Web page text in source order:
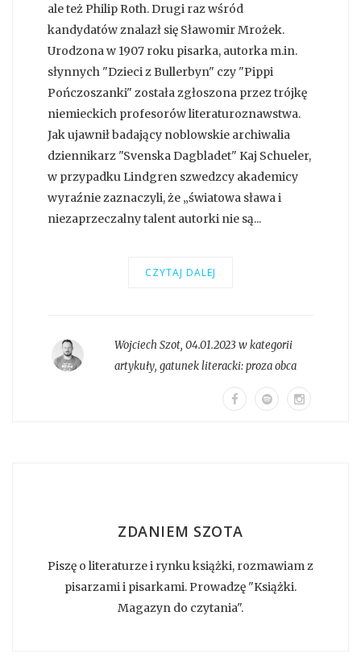
ale też Philip Roth. Drugi raz wśród
kandydatów znalazł się Sławomir Mrożek.
Urodzona w 1907 roku pisarka, autorka m.in.
słynnych "Dzieci z Bullerbyn" czy "Pippi
Pończoszanki" została zgłoszona przez trójkę
niemieckich profesorów literaturoznawstwa.
Jak ujawnił badający noblowskie archiwalia
dziennikarz "Svenska Dagbladet" Kaj Schueler,
w przypadku Lindgren szwedzcy akademicy
wyraźnie zaznaczyli, że „światowa sława i
niezaprzeczalny talent autorki nie są...
CZYTAJ DALEJ
Wojciech Szot, 04.01.2023 w kategorii
artykuły, gatunek literacki:proza obca
ZDANIEM SZOTA
Piszę o literaturze i rynku książki, rozmawiam z
pisarzami i pisarkami. Prowadzę "Książki.
Magazyn do czytania".